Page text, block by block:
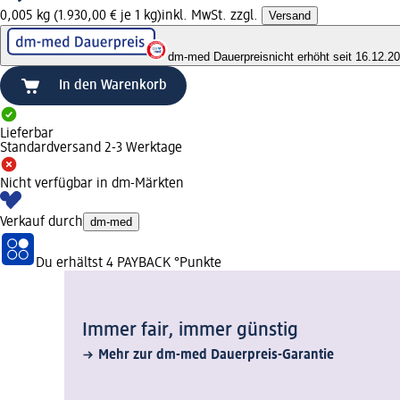
0,005 kg (1.930,00 € je 1 kg)inkl. MwSt. zzgl. Versand
dm-med Dauerpreisnicht erhöht seit
In den Warenkorb
Lieferbar
Standardversand 2-3 Werktage
Nicht verfügbar in dm-Märkten
Verkauf durch dm-med
Du erhältst 4 PAYBACK °Punkte
Immer fair,­ immer günstig
Mehr zur dm-med Dauerpreis-Garantie